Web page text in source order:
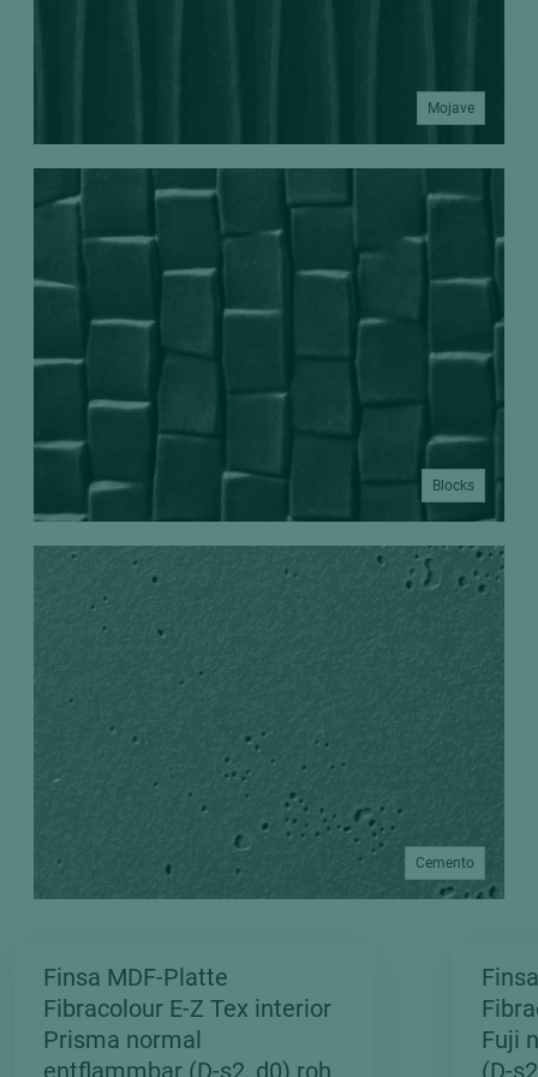
Mojave
Blocks
Cemento
LAGERPROGRAMM
FIBRACOLOUR EZ TEX
Finsa MDF-Platte
Fibracolour E-Z Tex interior
Prisma normal
entflammbar (D-s2, d0) roh
Fuji
(D-